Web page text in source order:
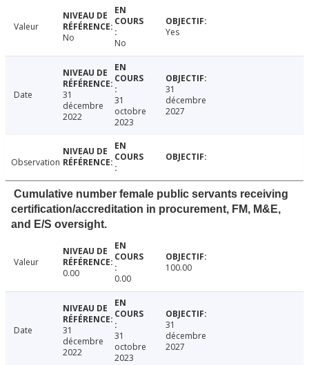
Valeur
No
No
Yes
Date
31
décembre
2022
31
octobre
2023
31
décembre
2027
Observation
Cumulative number female public servants receiving
certification/accreditation in procurement, FM, M&E,
and E/S oversight.
Valeur
0.00
0.00
100.00
Date
31
décembre
2022
31
octobre
2023
31
décembre
2027